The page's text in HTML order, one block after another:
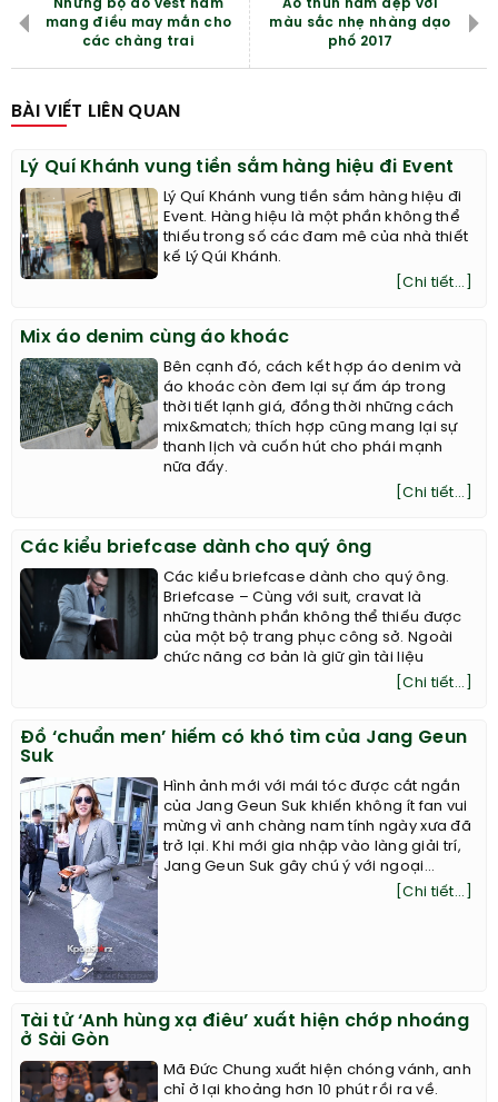
Những bộ đồ vest nam
mang điều may mắn cho
các chàng trai
Áo thun nam đẹp với
màu sắc nhẹ nhàng dạo
phố 2017
BÀI VIẾT LIÊN QUAN
Lý Quí Khánh vung tiền sắm hàng hiệu đi Event
Lý Quí Khánh vung tiền sắm hàng hiệu đi
Event. Hàng hiệu là một phần không thể
thiếu trong số các đam mê của nhà thiết
kế Lý Qúi Khánh.
[Chi tiết...]
Mix áo denim cùng áo khoác
Bên cạnh đó, cách kết hợp áo denim và
áo khoác còn đem lại sự ấm áp trong
thời tiết lạnh giá, đồng thời những cách
mix&match; thích hợp cũng mang lại sự
thanh lịch và cuốn hút cho phái mạnh
nữa đấy.
[Chi tiết...]
Các kiểu briefcase dành cho quý ông
Các kiểu briefcase dành cho quý ông.
Briefcase – Cùng với suit, cravat là
những thành phần không thể thiếu được
của một bộ trang phục công sở. Ngoài
chức năng cơ bản là giữ gìn tài liệu
[Chi tiết...]
Đồ ‘chuẩn men’ hiếm có khó tìm của Jang Geun
Suk
Hình ảnh mới với mái tóc được cắt ngắn
của Jang Geun Suk khiến không ít fan vui
mừng vì anh chàng nam tính ngày xưa đã
trở lại. Khi mới gia nhập vào làng giải trí,
Jang Geun Suk gây chú ý với ngoại...
[Chi tiết...]
Tài tử ‘Anh hùng xạ điêu’ xuất hiện chớp nhoáng
ở Sài Gòn
Mã Đức Chung xuất hiện chóng vánh, anh
chỉ ở lại khoảng hơn 10 phút rồi ra về.